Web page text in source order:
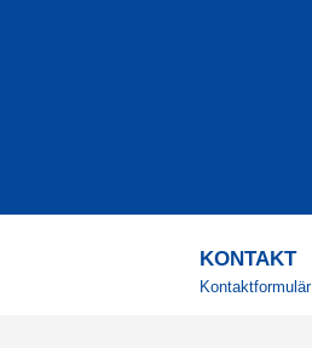
KONTAKT
Kontaktformulär